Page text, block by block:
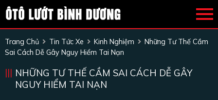
Trang Chủ Tin Tức Xe Kinh Nghiệm
Những Tư Thế Cầm
Sai Cách Dễ Gây Nguy Hiểm Tai Nạn
NHỮNG TƯ THẾ CẦM SAI CÁCH DỄ GÂY
NGUY HIỂM TAI NẠN